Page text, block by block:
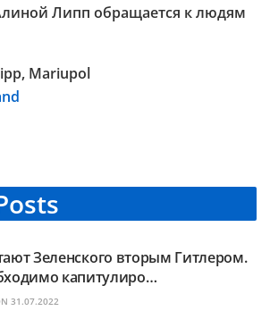
Липп обращается к людям
Mariupol
Зеленского вторым Гитлером.
капитулиро…
31.07.2022